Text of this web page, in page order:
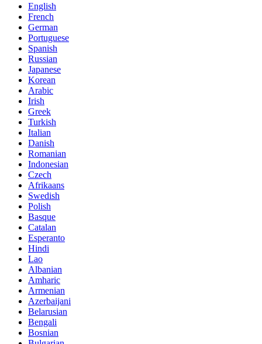
English
French
German
Portuguese
Spanish
Russian
Japanese
Korean
Arabic
Irish
Greek
Turkish
Italian
Danish
Romanian
Indonesian
Czech
Afrikaans
Swedish
Polish
Basque
Catalan
Esperanto
Hindi
Lao
Albanian
Amharic
Armenian
Azerbaijani
Belarusian
Bengali
Bosnian